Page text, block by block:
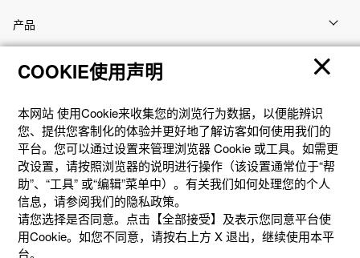
产品
客户支持
资讯
社交媒体
COOKIE使用声明
本网站 使⽤Cookie来收集您的浏览⾏为数据，以便能辨识
您、提供您客制化的体验并更好地了解访客如何使⽤我们的
平台。您可以通过设置来管理浏览器 Cookie 或⼯具。如需更
改设置，请按照浏览器的说明进⾏操作（该设置通常位于“帮
助”、“⼯具” 或“编辑”菜单中）。有关我们如何处理您的个⼈
信息，请参阅我们的隐私政策。
请您选择是否同意。点击【全部接受】及表示您同意平台使
用Cookie。如您不同意，请按右上⽅ X 退出，继续使⽤本平
台。